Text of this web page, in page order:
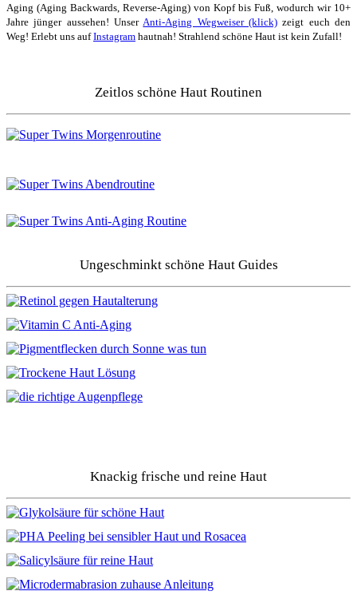
Aging (Aging Backwards, Reverse-Aging) von Kopf bis Fuß, wodurch wir 10+
Jahre jünger aussehen! Unser Anti-Aging Wegweiser (klick) zeigt euch den
Weg! Erlebt uns aufInstagram hautnah! Strahlend schöne Haut ist kein Zufall!
Zeitlos schöne Haut Routinen
Ungeschminkt schöne Haut Guides
Knackig frische und reine Haut